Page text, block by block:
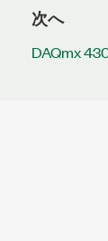
次へ
DAQmx